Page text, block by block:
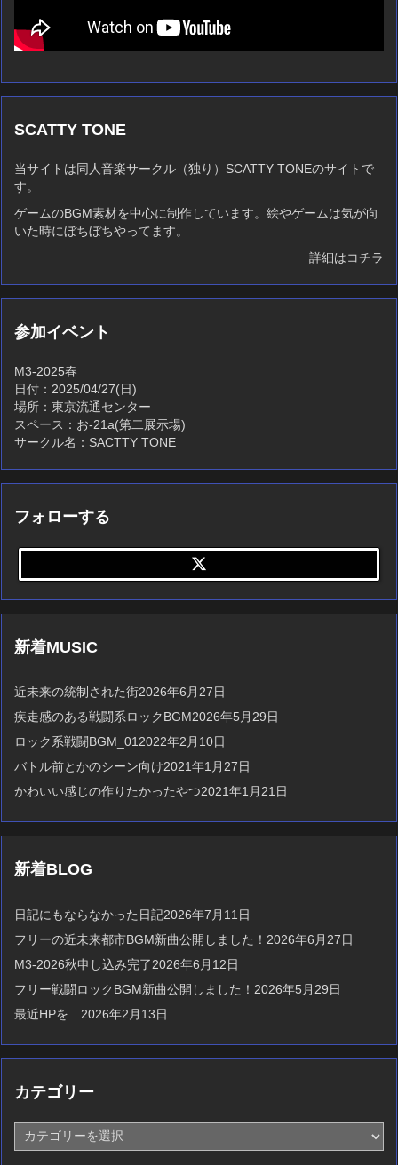
SCATTY TONE
当サイトは同人音楽サークル（独り）SCATTY TONEのサイトで
す。
ゲームのBGM素材を中心に制作しています。絵やゲームは気が向
いた時にぼちぼちやってます。
詳細はコチラ
参加イベント
M3-2025春
日付：2025/04/27(日)
場所：東京流通センター
スペース：お-21a(第二展示場)
サークル名：SACTTY TONE
フォローする
新着MUSIC
近未来の統制された街2026年6月27日
疾走感のある戦闘系ロックBGM2026年5月29日
ロック系戦闘BGM_012022年2月10日
バトル前とかのシーン向け2021年1月27日
かわいい感じの作りたかったやつ2021年1月21日
新着BLOG
日記にもならなかった日記2026年7月11日
フリーの近未来都市BGM新曲公開しました！ 2026年6月27日
M3-2026秋申し込み完了2026年6月12日
フリー戦闘ロックBGM新曲公開しました！ 2026年5月29日
最近HPを… 2026年2月13日
カテゴリー
カ
テ